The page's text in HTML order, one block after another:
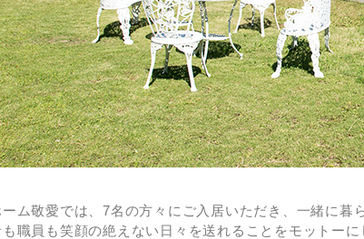
ーム敬愛では、7名の方々にご入居いただき、一緒に
も職員も笑顔の絶えない日々を送れることをモットー